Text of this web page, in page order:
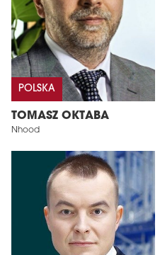
POLSKA
TOMASZ OKTABA
Nhood